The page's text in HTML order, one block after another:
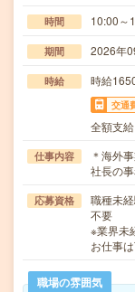
時間 10:00
期間 2026年
時給 時給
交通
全額支給
仕事内容
＊海外
社長の
応募資格
職種未
不要
※業界未
お仕事
職場の雰囲気